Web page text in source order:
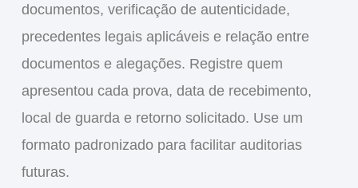
documentos, verificação de autenticidade,
precedentes legais aplicáveis e relação entre
documentos e alegações. Registre quem
apresentou cada prova, data de recebimento,
local de guarda e retorno solicitado. Use um
formato padronizado para facilitar auditorias
futuras.